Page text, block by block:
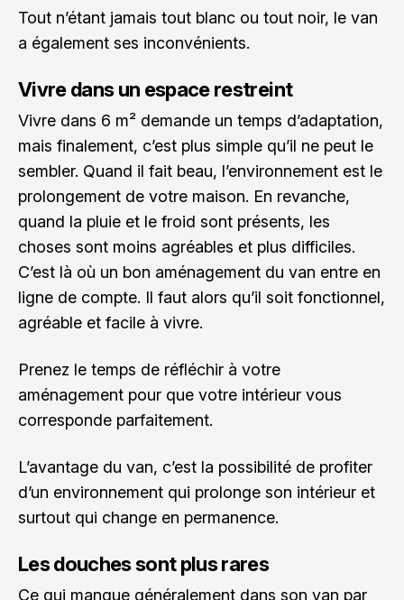
Tout n’étant jamais tout blanc ou tout noir, le van
a également ses inconvénients.
Vivre dans un espace restreint
Vivre dans 6 m² demande un temps d’adaptation,
mais finalement, c’est plus simple qu’il ne peut le
sembler. Quand il fait beau, l’environnement est le
prolongement de votre maison. En revanche,
quand la pluie et le froid sont présents, les
choses sont moins agréables et plus difficiles.
C’est là où un bon aménagement du van entre en
ligne de compte. Il faut alors qu’il soit fonctionnel,
agréable et facile à vivre.
Prenez le temps de réfléchir à votre
aménagement pour que votre intérieur vous
corresponde parfaitement.
L’avantage du van, c’est la possibilité de profiter
d’un environnement qui prolonge son intérieur et
surtout qui change en permanence.
Les douches sont plus rares
Ce qui manque généralement dans son van par